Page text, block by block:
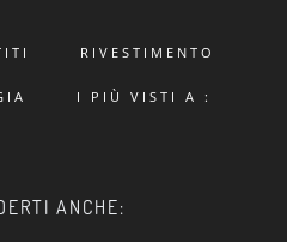
RIVESTIMENTO
I PIÙ VISTI A :
ANCHE: